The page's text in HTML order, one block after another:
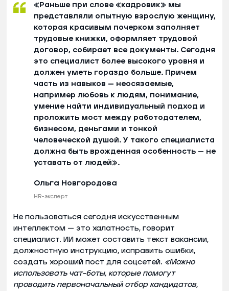
«Раньше при слове «кадровик» мы
представляли опытную взрослую женщину,
которая красивым почерком заполняет
трудовые книжки, оформляет трудовой
договор, собирает все документы. Сегодня
это специалист более высокого уровня и
должен уметь гораздо больше. Причем
часть из навыков — неосязаемые,
например любовь к людям, понимание,
умение найти индивидуальный подход и
проложить мост между работодателем,
бизнесом, деньгами и тонкой
человеческой душой. У такого специалиста
должна быть врожденная особенность — не
уставать от людей».
Ольга Новгородова
HR-эксперт
Не пользоваться сегодня искусственным
интеллектом — это халатность, говорит
специалист. ИИ может составить текст вакансии,
должностную инструкцию, исправить ошибки,
создать хороший пост для соцсетей. «Можно
использовать чат-боты, которые помогут
проводить первоначальный отбор кандидатов,